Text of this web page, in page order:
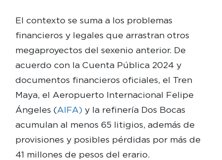
El contexto se suma a los problemas
financieros y legales que arrastran otros
megaproyectos del sexenio anterior. De
acuerdo con la Cuenta Pública 2024 y
documentos financieros oficiales, el Tren
Maya, el Aeropuerto Internacional Felipe
Ángeles (AIFA) y la refinería Dos Bocas
acumulan al menos 65 litigios, además de
provisiones y posibles pérdidas por más de
41 millones de pesos del erario.